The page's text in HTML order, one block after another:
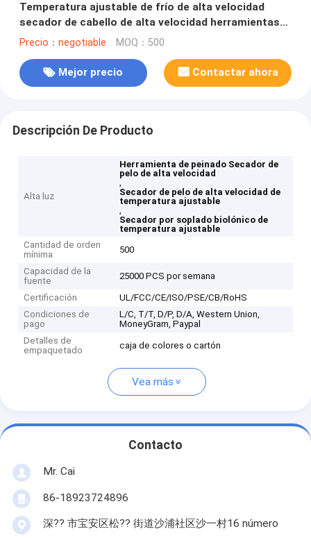
Temperatura ajustable de frío de alta velocidad
secador de cabello de alta velocidad herramientas
de calentamiento rápido estilo
Precio：negotiable MOQ：500
Mejor precio Contactar ahora
Descripción De Producto
Alta luz
Herramienta de peinado Secador de
pelo de alta velocidad
,
Secador de pelo de alta velocidad de
temperatura ajustable
,
Secador por soplado biolónico de
temperatura ajustable
Cantidad de orden
mínima
500
Capacidad de la
fuente
25000 PCS por semana
Certificación
UL/FCC/CE/ISO/PSE/CB/RoHS
Condiciones de
pago
L/C, T/T, D/P, D/A, Western Union,
MoneyGram, Paypal
Detalles de
empaquetado
caja de colores o cartón
Vea más
Contacto
Mr. Cai
86-18923724896
深?? 市宝安区松?? 街道沙浦社区沙一村16 número